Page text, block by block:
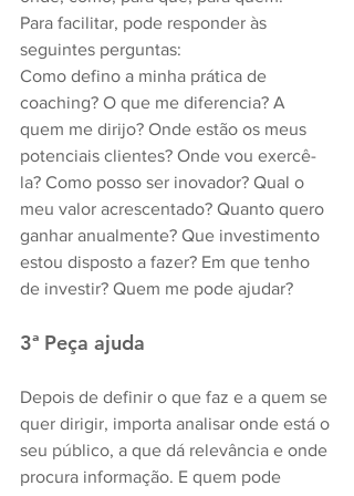
Para facilitar, pode responder às
seguintes perguntas:
Como defino a minha prática de
coaching? O que me diferencia? A
quem me dirijo? Onde estão os meus
potenciais clientes? Onde vou exercê-
la? Como posso ser inovador? Qual o
meu valor acrescentado? Quanto quero
ganhar anualmente? Que investimento
estou disposto a fazer? Em que tenho
de investir? Quem me pode ajudar?
3ª Peça ajuda
Depois de definir o que faz e a quem se
quer dirigir, importa analisar onde está o
seu público, a que dá relevância e onde
procura informação. E quem pode